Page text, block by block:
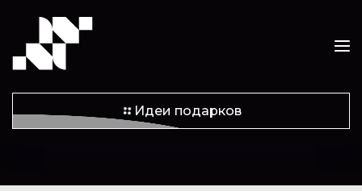
Идеи подарков